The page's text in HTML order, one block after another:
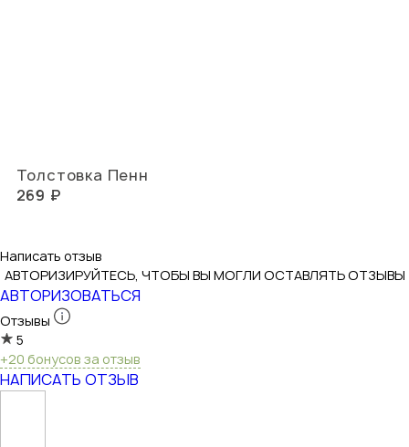
Толстовка Пенн
269 ₽
Написать отзыв
АВТОРИЗИРУЙТЕСЬ, ЧТОБЫ ВЫ МОГЛИ ОСТАВЛЯТЬ ОТЗЫВЫ
АВТОРИЗОВАТЬСЯ
Отзывы
5
+20 бонусов за отзыв
НАПИСАТЬ ОТЗЫВ